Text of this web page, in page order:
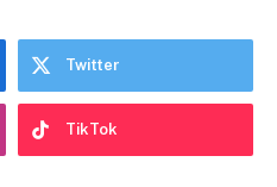
Twitter
TikTok